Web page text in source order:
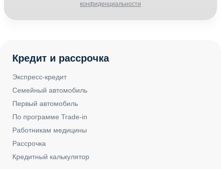
конфиденциальности
Кредит и рассрочка
Экспресс-кредит
Семейный автомобиль
Первый автомобиль
По программе Trade-in
Работникам медицины
Рассрочка
Кредитный калькулятор